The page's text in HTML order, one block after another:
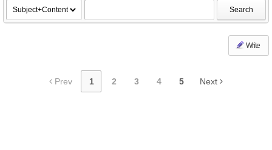
Search
Write
Prev 1 2 3 4 5 Next